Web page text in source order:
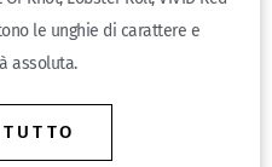
le unghie di carattere e
assoluta.